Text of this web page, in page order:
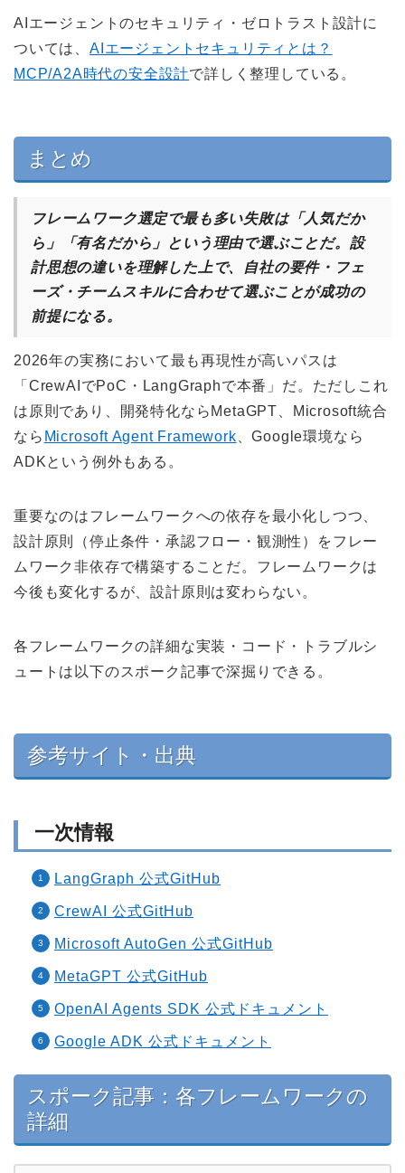
AIエージェントのセキュリティ・ゼロトラスト設計に
ついては、 AIエージェントセキュリティとは？
MCP/A2A時代の安全設計で詳しく整理している。
まとめ
フレームワーク選定で最も多い失敗は「人気だか
ら」「有名だから」という理由で選ぶことだ。設
計思想の違いを理解した上で、自社の要件・フェ
ーズ・チームスキルに合わせて選ぶことが成功の
前提になる。
2026年の実務において最も再現性が高いパスは
「CrewAIでPoC・LangGraphで本番」だ。ただしこれ
は原則であり、開発特化ならMetaGPT、Microsoft統合
なら Microsoft Agent Framework 、Google環境なら
ADKという例外もある。
重要なのはフレームワークへの依存を最小化しつつ、
設計原則（停止条件・承認フロー・観測性）をフレー
ムワーク非依存で構築することだ。フレームワークは
今後も変化するが、設計原則は変わらない。
各フレームワークの詳細な実装・コード・トラブルシ
ュートは以下のスポーク記事で深掘りできる。
参考サイト・出典
一次情報
LangGraph 公式GitHub
CrewAI 公式GitHub
Microsoft AutoGen 公式GitHub
MetaGPT 公式GitHub
OpenAI Agents SDK 公式ドキュメント
Google ADK 公式ドキュメント
スポーク記事：各フレームワークの
詳細